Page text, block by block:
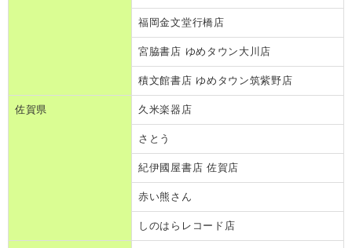
福岡金文堂行橋店
宮脇書店 ゆめタウン大川店
積文館書店 ゆめタウン筑紫野店
佐賀県 久米楽器店
さとう
紀伊國屋書店 佐賀店
赤い熊さん
しのはらレコード店